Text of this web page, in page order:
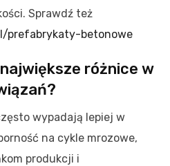
Sprawdź też
prefabrykaty-betonowe
różnice w
wypadają lepiej w
na cykle mrozowe,
produkcji i